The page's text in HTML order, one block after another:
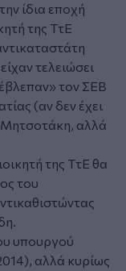
ίδια εποχή
της ΤτΕ
τελειώσει
τον ΣΕΒ
(αν δεν έχει
αλλά
της ΤτΕ θα
του
υπουργού
αλλά κυρίως